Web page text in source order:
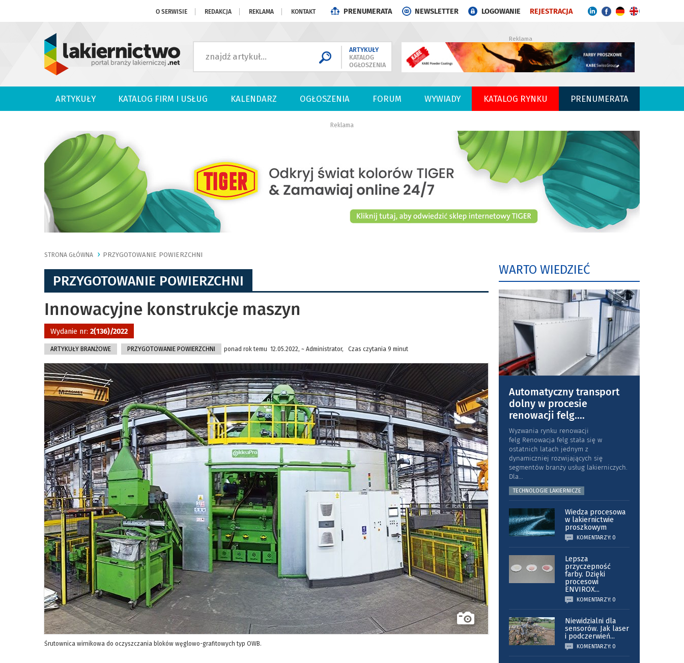
O SERWISIE REDAKCJA REKLAMA KONTAKT PRENUMERATA NEWSLETTER LOGOWANIE REJESTRACJA
ARTYKUŁY
KATALOG
OGŁOSZENIA
Reklama
ARTYKUŁY KATALOG FIRM I USŁUG KALENDARZ OGŁOSZENIA FORUM WYWIADY KATALOG RYNKU PRENUMERATA
Reklama
STRONA GŁÓWNA PRZYGOTOWANIE POWIERZCHNI
PRZYGOTOWANIE POWIERZCHNI
Innowacyjne konstrukcje maszyn
Wydanie nr: 2(136)/2022
ARTYKUŁY BRANŻOWE PRZYGOTOWANIE POWIERZCHNI ponad rok temu 12.05.2022, ~ Administrator, Czas czytania 9 minut
Śrutownica wirnikowa do oczyszczania bloków węglowo-grafitowych typ OWB.
WARTO WIEDZIEĆ
Automatyczny transport
dolny w procesie
renowacji felg....
Wyzwania rynku renowacji
felg Renowacja felg stała się w
ostatnich latach jednym z
dynamiczniej rozwijających się
segmentów branży usług lakierniczych.
Dla...
TECHNOLOGIE LAKIERNICZE
Wiedza procesowa
w lakiernictwie
proszkowym
KOMENTARZY: 0
Lepsza
przyczepność
farby. Dzięki
procesowi
ENVIROX...
KOMENTARZY: 0
Niewidzialni dla
sensorów. Jak laser
i podczerwień...
KOMENTARZY: 0